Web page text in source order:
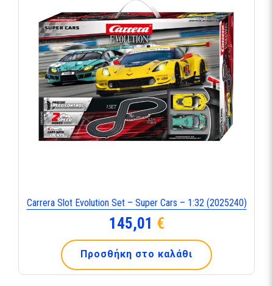
Carrera Slot Evolution Set – Super Cars – 1:32 (2025240)
145,01 €
Προσθήκη στο καλάθι